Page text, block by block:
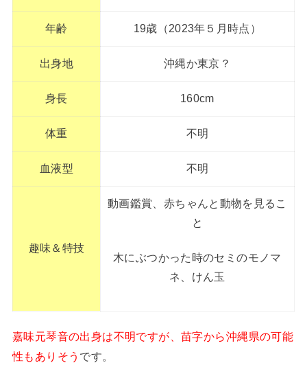
年齢 19歳（2023年５月時点）
出身地 沖縄か東京？
身長 160cm
体重 不明
血液型 不明
趣味＆特技
動画鑑賞、赤ちゃんと動物を見るこ
と
木にぶつかった時のセミのモノマ
ネ、けん玉
嘉味元琴音の出身は不明ですが、苗字から沖縄県の可能
性もありそう です。